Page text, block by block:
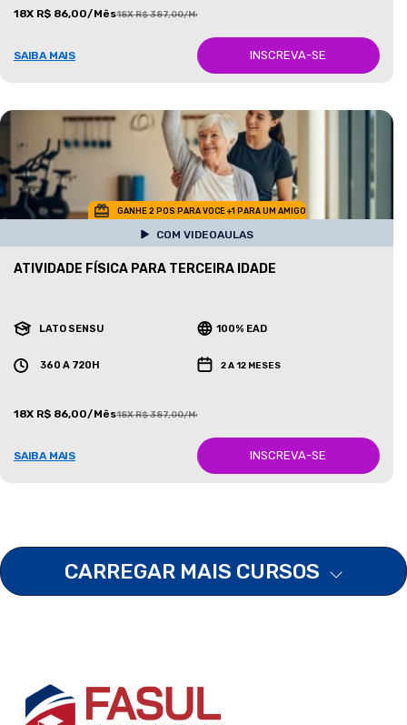
18X R$ 86,00/Mês18X R$ 387,00/Mês
SAIBA MAIS INSCREVA-SE
GANHE 2 POS PARA VOCE +1 PARA UM AMIGO
COM VIDEOAULAS
ATIVIDADE FÍSICA PARA TERCEIRA IDADE
LATO SENSU 100% EAD
360 A 720H 2 A 12 MESES
18X R$ 86,00/Mês18X R$ 387,00/Mês
SAIBA MAIS INSCREVA-SE
CARREGAR MAIS CURSOS